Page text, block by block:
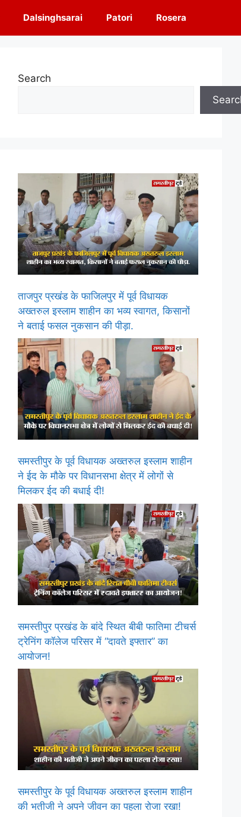
Dalsinghsarai Patori Rosera
Search
ताजपुर प्रखंड के फाजिलपुर में पूर्व विधायक
अख्तरुल इस्लाम शाहीन का भव्य स्वागत, किसानों
ने बताई फसल नुकसान की पीड़ा.
समस्तीपुर के पूर्व विधायक अख्तरुल इस्लाम शाहीन
ने ईद के मौके पर विधानसभा क्षेत्र में लोगों से
मिलकर ईद की बधाई दी!
समस्तीपुर प्रखंड के बांदे स्थित बीबी फातिमा टीचर्स
ट्रेनिंग कॉलेज परिसर में “दावते इफ्तार” का
आयोजन!
समस्तीपुर के पूर्व विधायक अख्तरुल इस्लाम शाहीन
की भतीजी ने अपने जीवन का पहला रोजा रखा!